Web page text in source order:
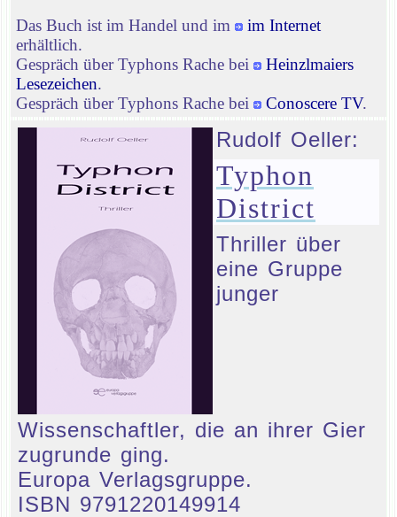
Das Buch ist im Handel und im
im Internet
erhältlich.
Gespräch über Typhons Rache bei
Heinzlmaiers
Lesezeichen.
Gespräch über Typhons Rache bei
Conoscere TV.
Rudolf Oeller:
Typhon
District
Thriller über
eine Gruppe
junger
Wissenschaftler, die an ihrer Gier
zugrunde ging.
Europa Verlagsgruppe.
ISBN 9791220149914